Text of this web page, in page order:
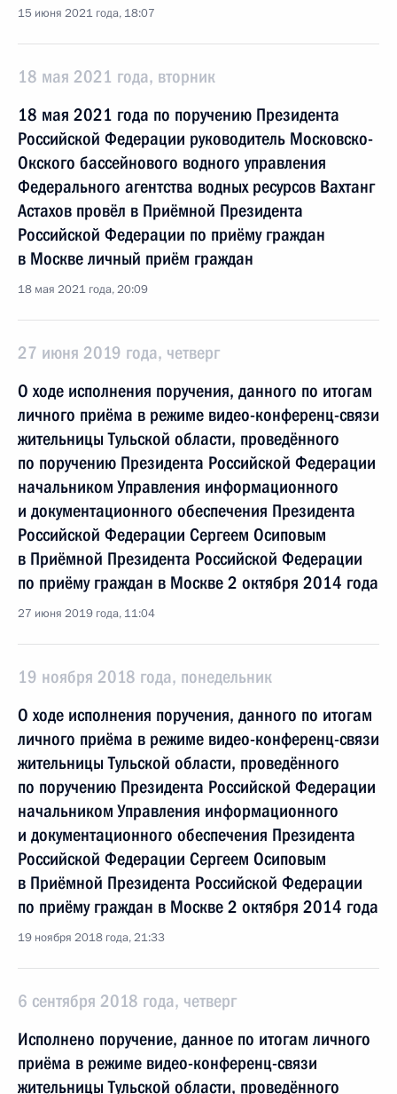
15 июня 2021 года, 18:07
18 мая 2021 года, вторник
18 мая 2021 года по поручению Президента
Российской Федерации руководитель Московско-
Окского бассейнового водного управления
Федерального агентства водных ресурсов Вахтанг
Астахов провёл в Приёмной Президента
Российской Федерации по приёму граждан
в Москве личный приём граждан
18 мая 2021 года, 20:09
27 июня 2019 года, четверг
О ходе исполнения поручения, данного по итогам
личного приёма в режиме видео-конференц-связи
жительницы Тульской области, проведённого
по поручению Президента Российской Федерации
начальником Управления информационного
и документационного обеспечения Президента
Российской Федерации Сергеем Осиповым
в Приёмной Президента Российской Федерации
по приёму граждан в Москве 2 октября 2014 года
27 июня 2019 года, 11:04
19 ноября 2018 года, понедельник
О ходе исполнения поручения, данного по итогам
личного приёма в режиме видео-конференц-связи
жительницы Тульской области, проведённого
по поручению Президента Российской Федерации
начальником Управления информационного
и документационного обеспечения Президента
Российской Федерации Сергеем Осиповым
в Приёмной Президента Российской Федерации
по приёму граждан в Москве 2 октября 2014 года
19 ноября 2018 года, 21:33
6 сентября 2018 года, четверг
Исполнено поручение, данное по итогам личного
приёма в режиме видео-конференц-связи
жительницы Тульской области, проведённого